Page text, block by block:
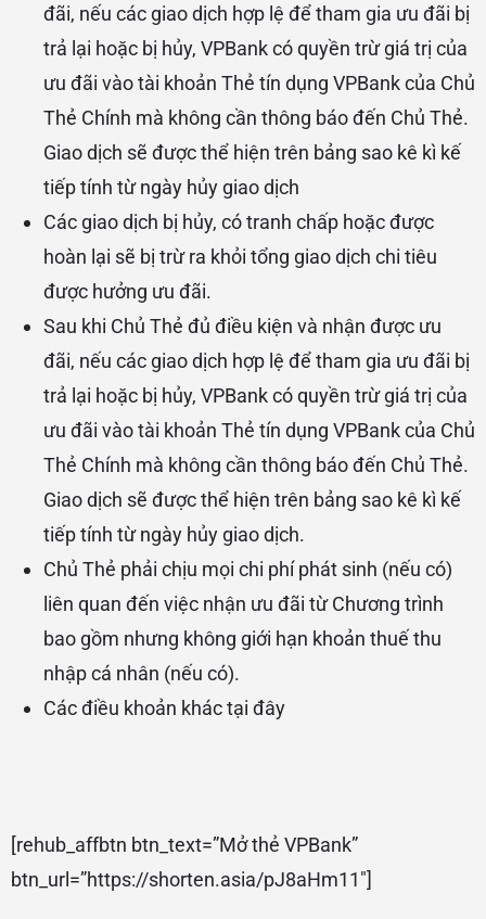
đãi, nếu các giao dịch hợp lệ để tham gia ưu đãi bị
trả lại hoặc bị hủy, VPBank có quyền trừ giá trị của
ưu đãi vào tài khoản Thẻ tín dụng VPBank của Chủ
Thẻ Chính mà không cần thông báo đến Chủ Thẻ.
Giao dịch sẽ được thể hiện trên bảng sao kê kì kế
tiếp tính từ ngày hủy giao dịch
Các giao dịch bị hủy, có tranh chấp hoặc được
hoàn lại sẽ bị trừ ra khỏi tổng giao dịch chi tiêu
được hưởng ưu đãi.
Sau khi Chủ Thẻ đủ điều kiện và nhận được ưu
đãi, nếu các giao dịch hợp lệ để tham gia ưu đãi bị
trả lại hoặc bị hủy, VPBank có quyền trừ giá trị của
ưu đãi vào tài khoản Thẻ tín dụng VPBank của Chủ
Thẻ Chính mà không cần thông báo đến Chủ Thẻ.
Giao dịch sẽ được thể hiện trên bảng sao kê kì kế
tiếp tính từ ngày hủy giao dịch.
Chủ Thẻ phải chịu mọi chi phí phát sinh (nếu có)
liên quan đến việc nhận ưu đãi từ Chương trình
bao gồm nhưng không giới hạn khoản thuế thu
nhập cá nhân (nếu có).
Các điều khoản kháctại đây
[rehub_affbtn btn_text=”Mở thẻ VPBank”
btn_url=”https://shorten.asia/pJ8aHm11″]